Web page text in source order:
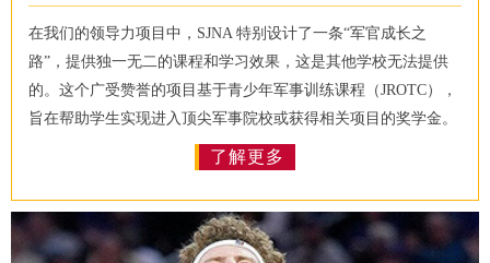
在我们的领导力项目中，SJNA 特别设计了一条“军官成长之
路”，提供独一无二的课程和学习效果，这是其他学校无法提供
的。这个广受赞誉的项目基于青少年军事训练课程（JROTC），
旨在帮助学生实现进入顶尖军事院校或获得相关项目的奖学金。
了解更多